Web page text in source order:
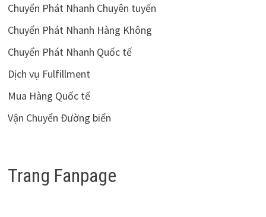
Chuyển Phát Nhanh Chuyên tuyến
Chuyển Phát Nhanh Hàng Không
Chuyển Phát Nhanh Quốc tế
Dịch vụ Fulfillment
Mua Hàng Quốc tế
Vận Chuyển Đường biển
Trang Fanpage